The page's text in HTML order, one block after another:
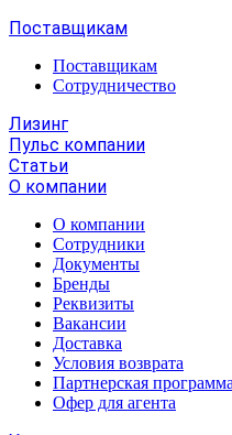
Поставщикам
Поставщикам
Сотрудничество
Лизинг
Пульс компании
Статьи
О компании
О компании
Сотрудники
Документы
Бренды
Реквизиты
Вакансии
Доставка
Условия возврата
Партнерская программа
Офер для агента